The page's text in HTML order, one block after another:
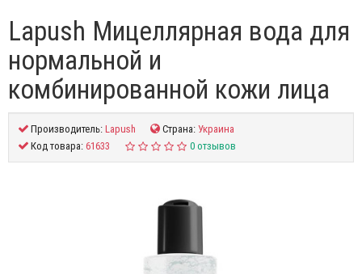
Lapush Мицеллярная вода для
нормальной и
комбинированной кожи лица
Производитель:Lapush Страна:Украина
Код товара:61633 0 отзывов